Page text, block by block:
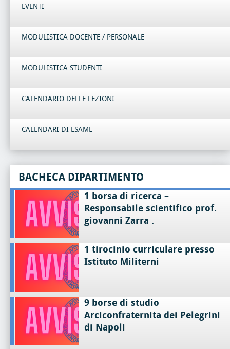
EVENTI
MODULISTICA DOCENTE / PERSONALE
MODULISTICA STUDENTI
CALENDARIO DELLE LEZIONI
CALENDARI DI ESAME
BACHECA DIPARTIMENTO
1 borsa di ricerca –
Responsabile scientifico prof.
giovanni Zarra .
1 tirocinio curriculare presso
Istituto Militerni
9 borse di studio
Arciconfraternita dei Pelegrini
di Napoli